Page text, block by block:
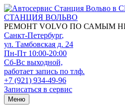
СТАНЦИЯ ВОЛЬВО
РЕМОНТ VOLVO ПО САМЫМ
Санкт-Петербург,
ул. Тамбовская д. 24
Пн-Пт 10:00-20:00
Сб-Вс выходной,
работает запись по тлф.
+7 (921) 934-49-96
Записаться в сервис
Меню